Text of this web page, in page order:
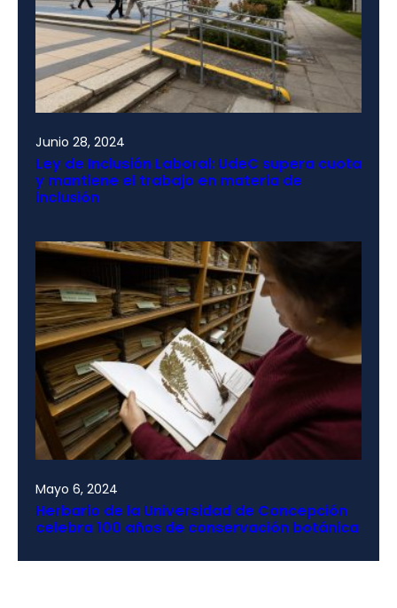
Junio 28, 2024
Ley de Inclusión Laboral: UdeC supera cuota
y mantiene el trabajo en materia de
inclusión
Mayo 6, 2024
Herbario de la Universidad de Concepción
celebra 100 años de conservación botánica